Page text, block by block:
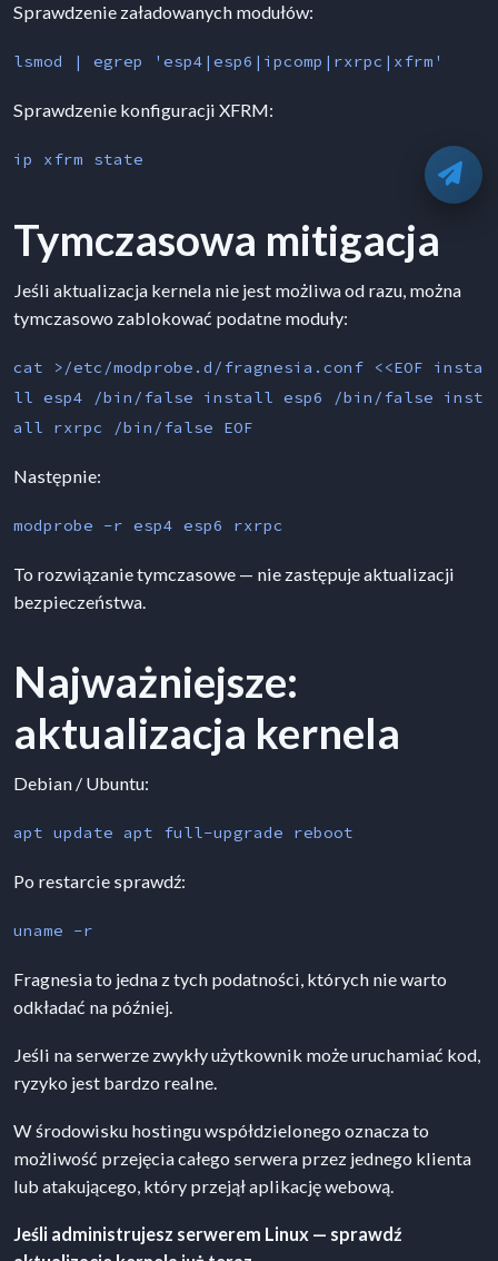
Sprawdzenie załadowanych modułów:
lsmod | egrep 'esp4|esp6|ipcomp|rxrpc|xfrm'
Sprawdzenie konfiguracji XFRM:
ip xfrm state
Tymczasowa mitigacja
Jeśli aktualizacja kernela nie jest możliwa od razu, można
tymczasowo zablokować podatne moduły:
cat >/etc/modprobe.d/fragnesia.conf <<EOF insta
ll esp4 /bin/false install esp6 /bin/false inst
all rxrpc /bin/false EOF
Następnie:
modprobe -r esp4 esp6 rxrpc
To rozwiązanie tymczasowe — nie zastępuje aktualizacji
bezpieczeństwa.
Najważniejsze:
aktualizacja kernela
Debian / Ubuntu:
apt update apt full-upgrade reboot
Po restarcie sprawdź:
uname -r
Fragnesia to jedna z tych podatności, których nie warto
odkładać na później.
Jeśli na serwerze zwykły użytkownik może uruchamiać kod,
ryzyko jest bardzo realne.
W środowisku hostingu współdzielonego oznacza to
możliwość przejęcia całego serwera przez jednego klienta
lub atakującego, który przejął aplikację webową.
Jeśli administrujesz serwerem Linux — sprawdź